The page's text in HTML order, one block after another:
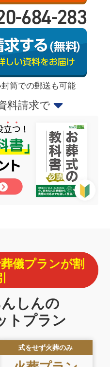
684-283
筒での郵送も可能
料請求で
儀プランが割
しんの
トプラン
式をせず火葬のみ